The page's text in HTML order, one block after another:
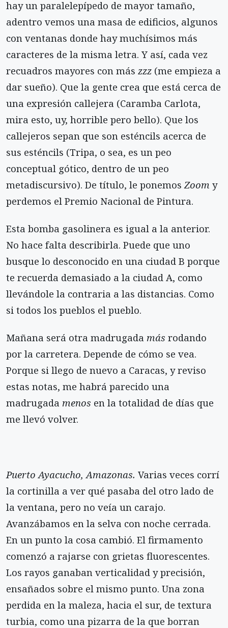
hay un paralelepípedo de mayor tamaño,
adentro vemos una masa de edificios, algunos
con ventanas donde hay muchísimos más
caracteres de la misma letra. Y así, cada vez
recuadros mayores con más zzz (me empieza a
dar sueño). Que la gente crea que está cerca de
una expresión callejera (Caramba Carlota,
mira esto, uy, horrible pero bello). Que los
callejeros sepan que son esténcils acerca de
sus esténcils (Tripa, o sea, es un peo
conceptual gótico, dentro de un peo
metadiscursivo). De título, le ponemosZoom y
perdemos el Premio Nacional de Pintura.
Esta bomba gasolinera es igual a la anterior.
No hace falta describirla. Puede que uno
busque lo desconocido en una ciudad B porque
te recuerda demasiado a la ciudad A, como
llevándole la contraria a las distancias. Como
si todos los pueblos el pueblo.
Mañana será otra madrugada más rodando
por la carretera. Depende de cómo se vea.
Porque si llego de nuevo a Caracas, y reviso
estas notas, me habrá parecido una
madrugada menos en la totalidad de días que
me llevó volver.
Puerto Ayacucho, Amazonas. Varias veces corrí
la cortinilla a ver qué pasaba del otro lado de
la ventana, pero no veía un carajo.
Avanzábamos en la selva con noche cerrada.
En un punto la cosa cambió. El firmamento
comenzó a rajarse con grietas fluorescentes.
Los rayos ganaban verticalidad y precisión,
ensañados sobre el mismo punto. Una zona
perdida en la maleza, hacia el sur, de textura
turbia, como una pizarra de la que borran